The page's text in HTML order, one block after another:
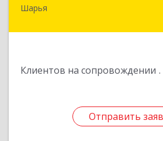
Шарья
Клиентов на сопровождении
Отправить
157505, Костромская
Отправить